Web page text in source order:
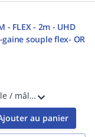
- FLEX - 2m - UHD
gaine souple flex- OR
Cordon HDMI A mâle / mâle - FLEX - 2m - UHD 4K/60ips HDR 4:4:4 - 18 gbps - gaine souple ultra flexible - une facilité d'installation et d'usage incomparables grâce à sa gaine ultra flexible - blindage renforcé - OR
au panier